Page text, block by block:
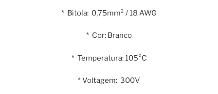
* Bitola: 0,75mm² / 18 AWG
* Cor: Branco
* Temperatura: 105°C
* Voltagem: 300V